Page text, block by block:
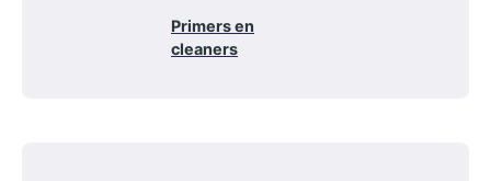
Primers en
cleaners